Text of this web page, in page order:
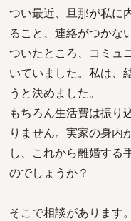
つい最近、旦那が私に
ること、連絡がつかな
ついたところ、コミュ
いていました。私は、
うと決めました。
もちろん生活費は振り
りません。実家の身内
し、これから離婚する
のでしょうか？
そこで相談があります。